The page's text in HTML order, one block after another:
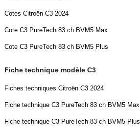
Cotes Citroën C3 2024
Cote C3 PureTech 83 ch BVM5 Max
Cote C3 PureTech 83 ch BVM5 Plus
Fiche technique modèle C3
Fiches techniques Citroën C3 2024
Fiche technique C3 PureTech 83 ch BVM5 Max
Fiche technique C3 PureTech 83 ch BVM5 Plus